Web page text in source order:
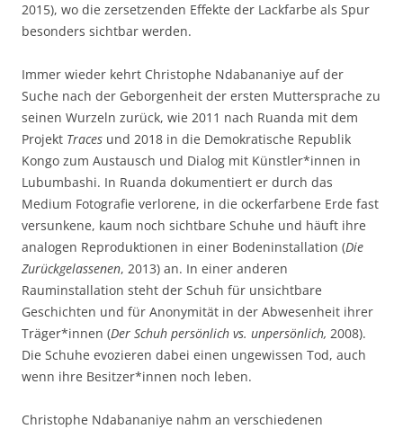
2015), wo die zersetzenden Effekte der Lackfarbe als Spur
besonders sichtbar werden.
Immer wieder kehrt Christophe Ndabananiye auf der
Suche nach der Geborgenheit der ersten Muttersprache zu
seinen Wurzeln zurück, wie 2011 nach Ruanda mit dem
Projekt Traces und 2018 in die Demokratische Republik
Kongo zum Austausch und Dialog mit Künstler*innen in
Lubumbashi. In Ruanda dokumentiert er durch das
Medium Fotografie verlorene, in die ockerfarbene Erde fast
versunkene, kaum noch sichtbare Schuhe und häuft ihre
analogen Reproduktionen in einer Bodeninstallation (Die
Zurückgelassenen, 2013) an. In einer anderen
Rauminstallation steht der Schuh für unsichtbare
Geschichten und für Anonymität in der Abwesenheit ihrer
Träger*innen (Der Schuh persönlich vs. unpersönlich, 2008).
Die Schuhe evozieren dabei einen ungewissen Tod, auch
wenn ihre Besitzer*innen noch leben.
Christophe Ndabananiye nahm an verschiedenen